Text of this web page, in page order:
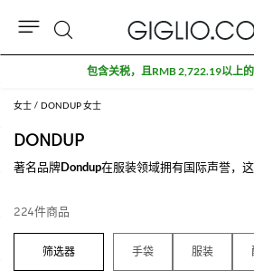
女士 DONDUP 女士
DONDUP
著名品牌Dondup在服装领域拥有国际声誉，
它的旗舰系列就是
都市风格设计的
Dondup牛仔裤
拥有现代魅力
间造型的人们完美的选择。
224件商品
手袋 服装
折扣专区额外九折